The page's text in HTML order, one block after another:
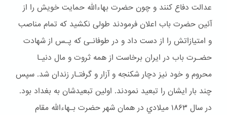
عدالت دفاع کنند و چون حضرت بهاءالله حمایت خویش را از
آئین حضرت باب اعلان فرمودند طولی نکشید که تمام مناصب
و امتیازاتش را از دست داد و در طوفانـی که پـس از شهادت
حضـرت باب در ایران برخاست از همه ثروت و مال دنیـا
محروم و خود نیز دچار شكنجه و آزار و گرفتـار زندان شد. سپس
چند بار ایشان را تبعید نمودند. اولین تبعیدشان به بغداد بود.
در سال ۱۸۶۳ ميلادي در همان شهر حضرت بـهاءالله مقام